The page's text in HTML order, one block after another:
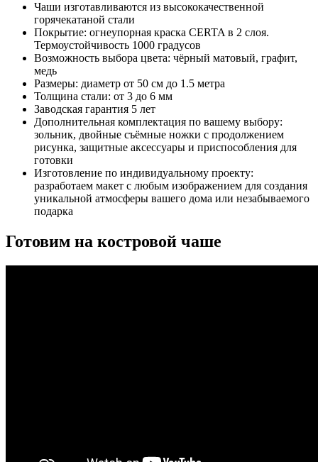
Чаши изготавливаются из высококачественной
горячекатаной стали
Покрытие: огнеупорная краска CERTA в 2 слоя.
Термоустойчивость 1000 градусов
Возможность выбора цвета: чёрный матовый, графит,
медь
Размеры: диаметр от 50 см до 1.5 метра
Толщина стали: от 3 до 6 мм
Заводская гарантия 5 лет
Дополнительная комплектация по вашему выбору:
зольник, двойные съёмные ножки с продолжением
рисунка, защитные аксессуары и приспособления для
готовки
Изготовление по индивидуальному проекту:
разработаем макет с любым изображением для создания
уникальной атмосферы вашего дома или незабываемого
подарка
Готовим на костровой чаше